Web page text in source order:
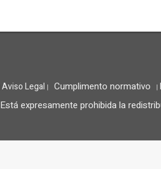
Aviso Legal | Cumplimento normativo |
Está expresamente prohibida la